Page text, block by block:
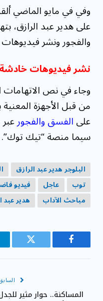
وفي في مايو الماضي
على هدير عبد الرازق،
والفجور ونشر
نشر فيديوهات خادشة
وجاء في نص الاتهامات
من قبل الأجهزة
علىالفسق والفجورعبر
سيما منصة “تيك توك”.
البلوجر هدير عبد الرازق
توب
عاجل فيديو
مباحث الآداب
هدير عبد
فيسبوك تويتر
المساكنة.. حوار مثير